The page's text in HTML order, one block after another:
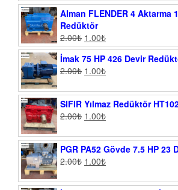
Alman FLENDER 4 Aktarma
Redüktör
2.00₺ 1.00₺
İmak 75 HP 426 Devir
2.00₺ 1.00₺
SIFIR Yılmaz Redüktör
2.00₺ 1.00₺
PGR PA52 Gövde 7.5 HP 23
2.00₺ 1.00₺